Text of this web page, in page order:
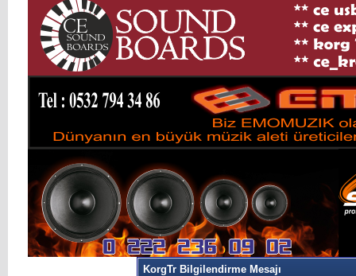
KorgTr Bilgilendirme Mesajı